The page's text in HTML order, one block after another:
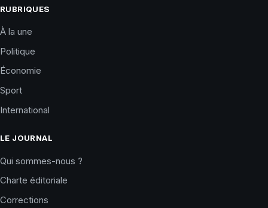
RUBRIQUES
À la une
Politique
Économie
Sport
International
LE JOURNAL
Qui sommes-nous ?
Charte éditoriale
Corrections